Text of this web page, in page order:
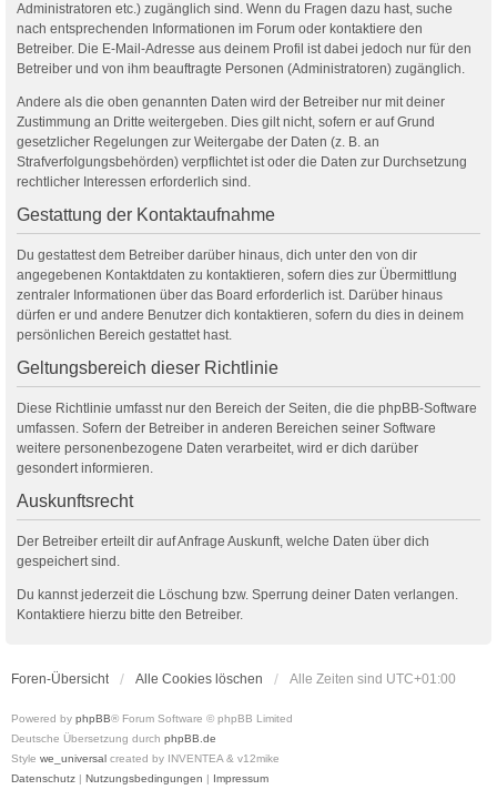
Administratoren etc.) zugänglich sind. Wenn du Fragen dazu hast, suche
nach entsprechenden Informationen im Forum oder kontaktiere den
Betreiber. Die E-Mail-Adresse aus deinem Profil ist dabei jedoch nur für den
Betreiber und von ihm beauftragte Personen (Administratoren) zugänglich.
Andere als die oben genannten Daten wird der Betreiber nur mit deiner
Zustimmung an Dritte weitergeben. Dies gilt nicht, sofern er auf Grund
gesetzlicher Regelungen zur Weitergabe der Daten (z. B. an
Strafverfolgungsbehörden) verpflichtet ist oder die Daten zur Durchsetzung
rechtlicher Interessen erforderlich sind.
Gestattung der Kontaktaufnahme
Du gestattest dem Betreiber darüber hinaus, dich unter den von dir
angegebenen Kontaktdaten zu kontaktieren, sofern dies zur Übermittlung
zentraler Informationen über das Board erforderlich ist. Darüber hinaus
dürfen er und andere Benutzer dich kontaktieren, sofern du dies in deinem
persönlichen Bereich gestattet hast.
Geltungsbereich dieser Richtlinie
Diese Richtlinie umfasst nur den Bereich der Seiten, die die phpBB-Software
umfassen. Sofern der Betreiber in anderen Bereichen seiner Software
weitere personenbezogene Daten verarbeitet, wird er dich darüber
gesondert informieren.
Auskunftsrecht
Der Betreiber erteilt dir auf Anfrage Auskunft, welche Daten über dich
gespeichert sind.
Du kannst jederzeit die Löschung bzw. Sperrung deiner Daten verlangen.
Kontaktiere hierzu bitte den Betreiber.
Foren-Übersicht Alle Cookies löschen Alle Zeiten sind UTC+01:00
Powered by phpBB® Forum Software © phpBB Limited
Deutsche Übersetzung durch phpBB.de
Style we_universal created by INVENTEA & v12mike
Datenschutz | Nutzungsbedingungen | Impressum